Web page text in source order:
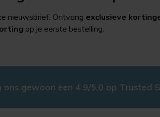
nieuwsbrief. Ontvang exclusieve
op je eerste bestelling.
ons gewoon een 4.9/5.0 op Trusted